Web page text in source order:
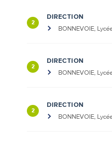
2
DIRECTION
BONNEVOIE,
2
DIRECTION
BONNEVOIE,
2
DIRECTION
BONNEVOIE,